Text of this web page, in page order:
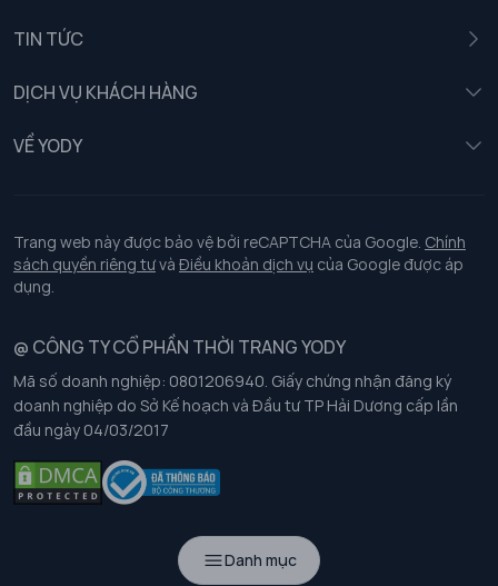
Danh mục
TIN TỨC
DỊCH VỤ KHÁCH HÀNG
Chính sách khách hàng thân thiết
Chính sách bảo vệ dữ liệu cá nhân
Chính sách thanh toán, giao nhận
Chính sách chất lượng và an toàn sức khoẻ nghề nghiệp
Chính sách đơn đồng phục
Hướng dẫn chọn kích thước
VỀ YODY
Tuyển dụng
Trang web này được bảo vệ bởi reCAPTCHA của Google. Chính
sách quyền riêng tưvà Điều khoản dịch vụ của Google được áp
dụng.
@ CÔNG TY CỔ PHẦN THỜI TRANG YODY
Mã số doanh nghiệp: 0801206940. Giấy chứng nhận đăng ký
doanh nghiệp do Sở Kế hoạch và Đầu tư TP Hải Dương cấp lần
đầu ngày 04/03/2017